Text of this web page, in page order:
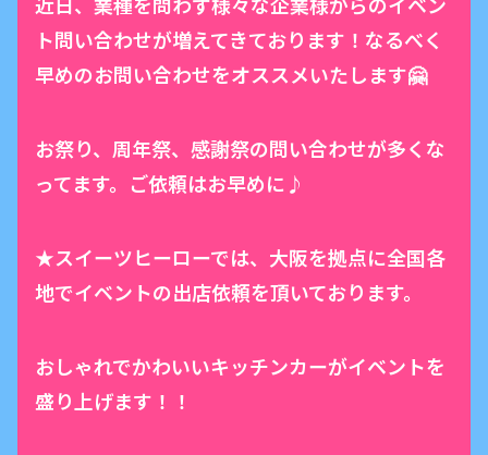
ト問い合わせが増えてきております！なるべく
早めのお問い合わせをオススメいたします🤗
お祭り、周年祭、感謝祭の問い合わせが多くな
ってます。ご依頼はお早めに♪
★スイーツヒーローでは、大阪を拠点に全国各
地でイベントの出店依頼を頂いております。
おしゃれでかわいいキッチンカーがイベントを
盛り上げます！！